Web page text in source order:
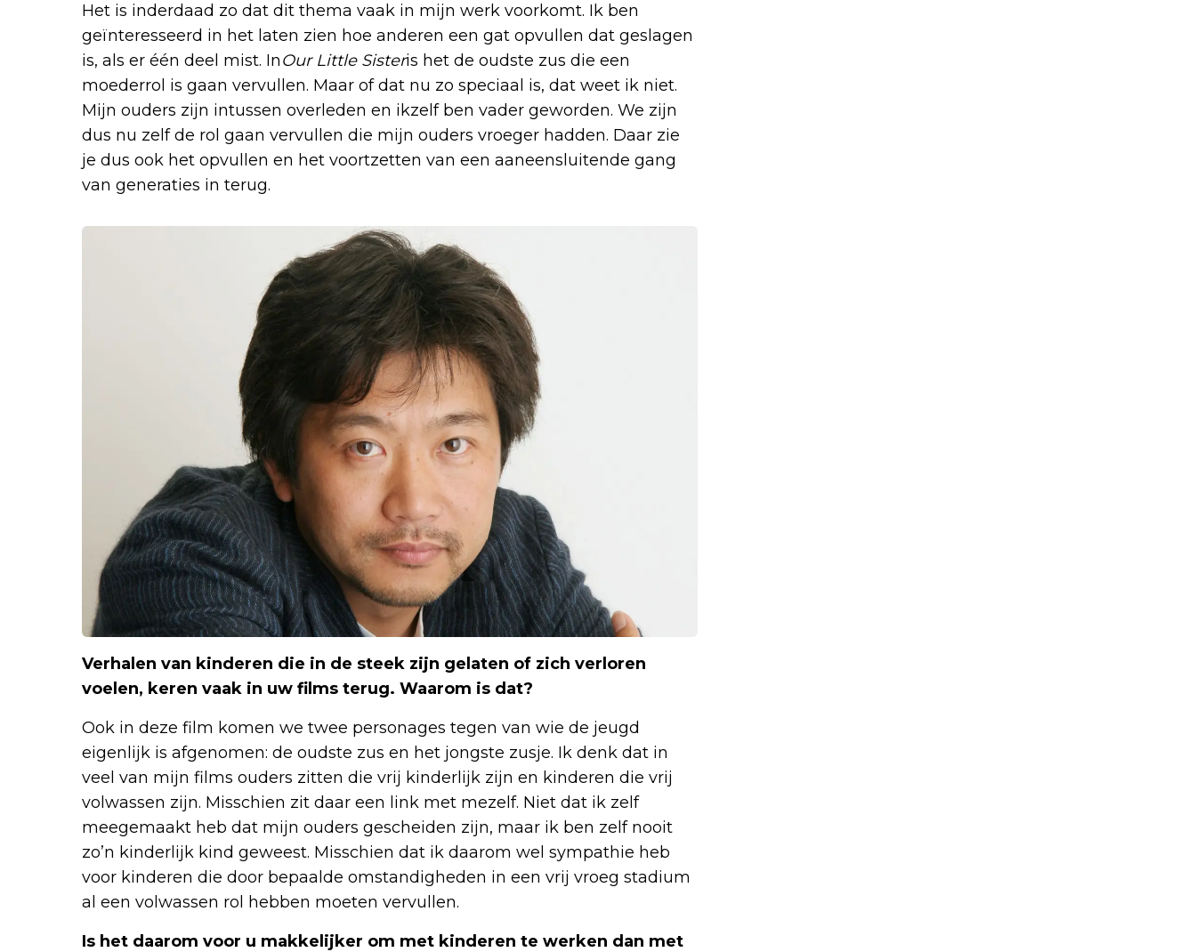
Het is inderdaad zo dat dit thema vaak in mijn werk voorkomt. Ik ben
geïnteresseerd in het laten zien hoe anderen een gat opvullen dat geslagen
is, als er één deel mist. InOur Little Sisteris het de oudste zus die een
moederrol is gaan vervullen. Maar of dat nu zo speciaal is, dat weet ik niet.
Mijn ouders zijn intussen overleden en ikzelf ben vader geworden. We zijn
dus nu zelf de rol gaan vervullen die mijn ouders vroeger hadden. Daar zie
je dus ook het opvullen en het voortzetten van een aaneensluitende gang
van generaties in terug.
Verhalen van kinderen die in de steek zijn gelaten of zich verloren
voelen, keren vaak in uw films terug. Waarom is dat?
Ook in deze film komen we twee personages tegen van wie de jeugd
eigenlijk is afgenomen: de oudste zus en het jongste zusje. Ik denk dat in
veel van mijn films ouders zitten die vrij kinderlijk zijn en kinderen die vrij
volwassen zijn. Misschien zit daar een link met mezelf. Niet dat ik zelf
meegemaakt heb dat mijn ouders gescheiden zijn, maar ik ben zelf nooit
zo’n kinderlijk kind geweest. Misschien dat ik daarom wel sympathie heb
voor kinderen die door bepaalde omstandigheden in een vrij vroeg stadium
al een volwassen rol hebben moeten vervullen.
Is het daarom voor u makkelijker om met kinderen te werken dan met